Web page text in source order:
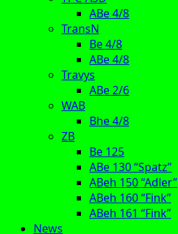
ABe 4/8
TransN
Be 4/8
ABe 4/8
Travys
ABe 2/6
WAB
Bhe 4/8
ZB
Be 125
ABe 130 “Spatz”
ABeh 150 “Adler”
ABeh 160 “Fink”
ABeh 161 “Fink”
News